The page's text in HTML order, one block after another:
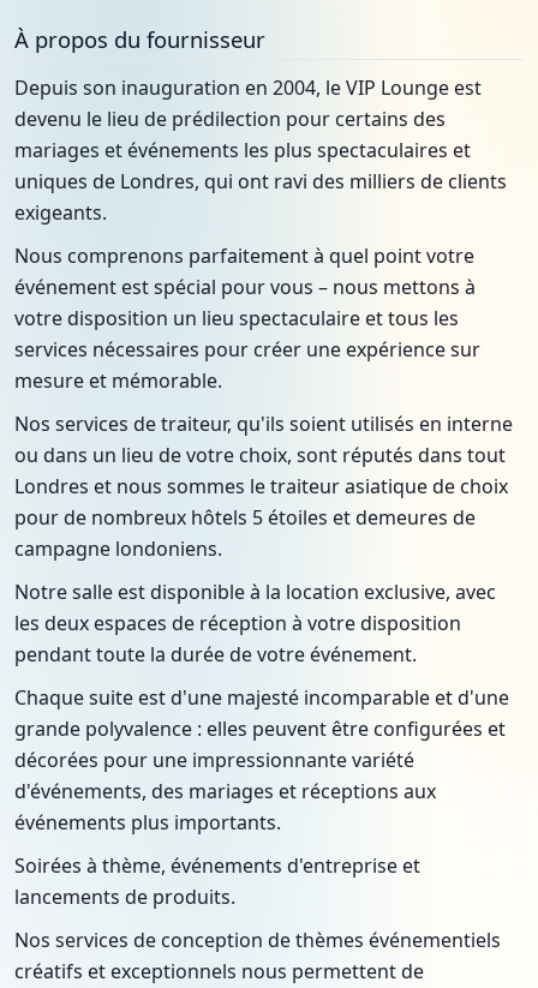
À propos du fournisseur
Depuis son inauguration en 2004, le VIP Lounge est
devenu le lieu de prédilection pour certains des
mariages et événements les plus spectaculaires et
uniques de Londres, qui ont ravi des milliers de clients
exigeants.
Nous comprenons parfaitement à quel point votre
événement est spécial pour vous – nous mettons à
votre disposition un lieu spectaculaire et tous les
services nécessaires pour créer une expérience sur
mesure et mémorable.
Nos services de traiteur, qu'ils soient utilisés en interne
ou dans un lieu de votre choix, sont réputés dans tout
Londres et nous sommes le traiteur asiatique de choix
pour de nombreux hôtels 5 étoiles et demeures de
campagne londoniens.
Notre salle est disponible à la location exclusive, avec
les deux espaces de réception à votre disposition
pendant toute la durée de votre événement.
Chaque suite est d'une majesté incomparable et d'une
grande polyvalence : elles peuvent être configurées et
décorées pour une impressionnante variété
d'événements, des mariages et réceptions aux
événements plus importants.
Soirées à thème, événements d'entreprise et
lancements de produits.
Nos services de conception de thèmes événementiels
créatifs et exceptionnels nous permettent de